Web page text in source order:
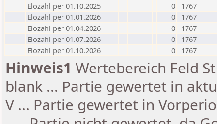
Elozahl per 01.10.2025
0
1767
Elozahl per 01.01.2026
0
1767
Elozahl per 01.04.2026
0
1767
Elozahl per 01.07.2026
0
1767
Elozahl per 01.10.2026
0 1767
Hinweis1 Wertebereich Feld
blank ... Partie gewertet in
V ... Partie gewertet in